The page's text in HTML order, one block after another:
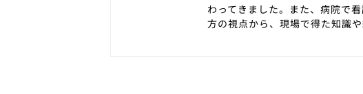
わってきました。また、病院で
方の視点から、現場で得た知識